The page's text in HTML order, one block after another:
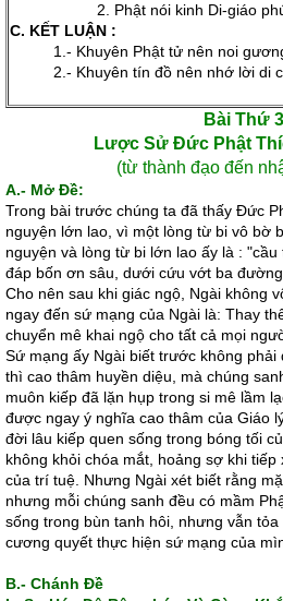
2. Phật nói kinh Di-giáo
C. KẾT LUẬN :
1.- Khuyên Phật tử nên noi
2.- Khuyên tín đồ nên nhớ lời di
Bài Thứ 3
Lược Sử Ðức Phật
(từ thành đạo đến
A.- Mở Ðề:
Trong bài trước chúng ta đã thấy Ðức
nguyện lớn lao, vì một lòng từ bi vô bờ
nguyện và lòng từ bi lớn lao ấy là :
đáp bốn ơn sâu, dưới cứu vớt ba đường
Cho nên sau khi giác ngộ, Ngài không
ngay đến sứ mạng của Ngài là: Thay
chuyển mê khai ngộ cho tất cả mọi
Sứ mạng ấy Ngài biết trước không
thì cao thâm huyền diệu, mà chúng
muôn kiếp đã lặn hụp trong si mê lầm
được ngay ý nghĩa cao thâm của Giáo
đời lâu kiếp quen sống trong bóng tối
không khỏi chóa mắt, hoảng sợ khi
của trí tuệ. Nhưng Ngài xét biết rằng
nhưng mỗi chúng sanh đều có mầm
sống trong bùn tanh hôi, nhưng vẫn
cương quyết thực hiện sứ mạng của
B.- Chánh Ðề